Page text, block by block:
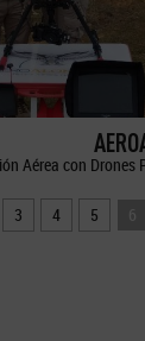
Aérea con Drones
3 4 5 6